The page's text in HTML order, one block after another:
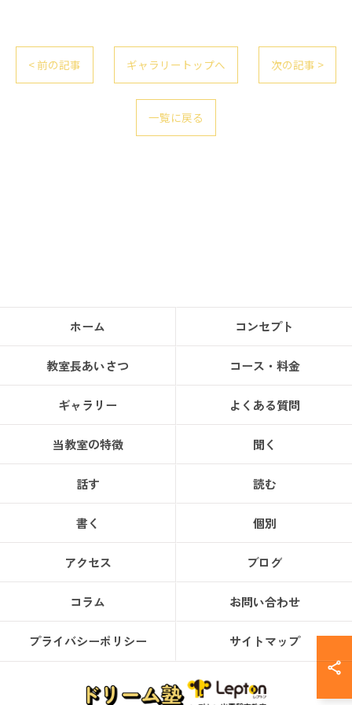
< 前の記事 ギャラリートップへ 次の記事 >
一覧に戻る
ホーム コンセプト
教室長あいさつ コース・料金
ギャラリー よくある質問
当教室の特徴 聞く
話す 読む
書く 個別
アクセス ブログ
コラム お問い合わせ
プライバシーポリシー サイトマップ